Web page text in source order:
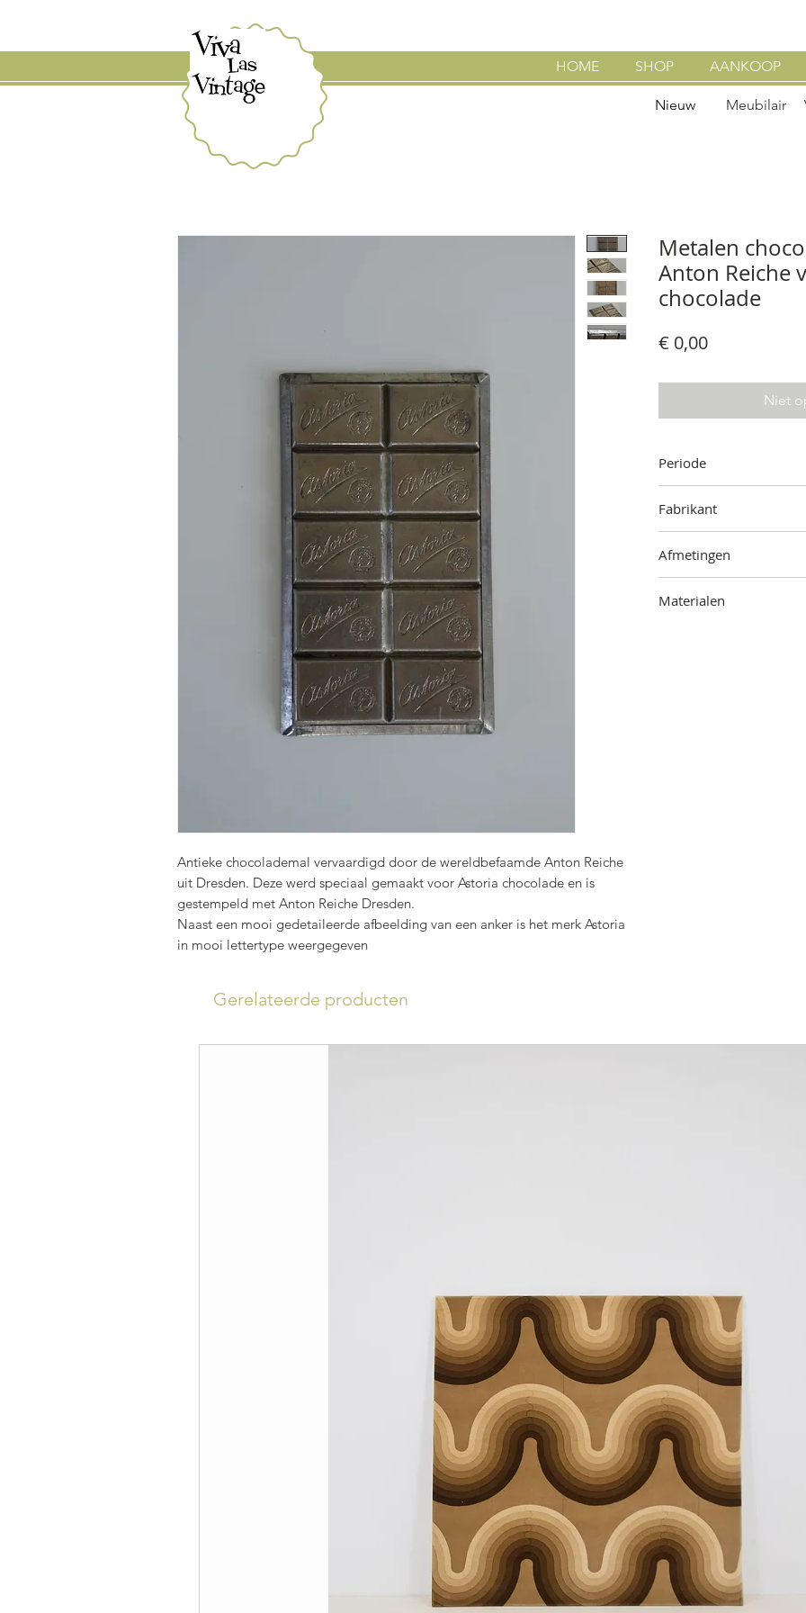
HOME SHOP AANKOOP
Antieke chocolademal vervaardigd door de wereldbefaamde Anton Reiche
uit Dresden. Deze werd speciaal gemaakt voor Astoria chocolade en is
gestempeld met Anton Reiche Dresden.
Naast een mooi gedetaileerde afbeelding van een anker is het merk Astoria
in mooi lettertype weergegeven
Metalen
Anton Reiche
chocolade
€ 0,00Prijs
Niet
Periode
Fabrikant
Afmetingen
Materialen
Gerelateerde producten
Nieuw Meubilair